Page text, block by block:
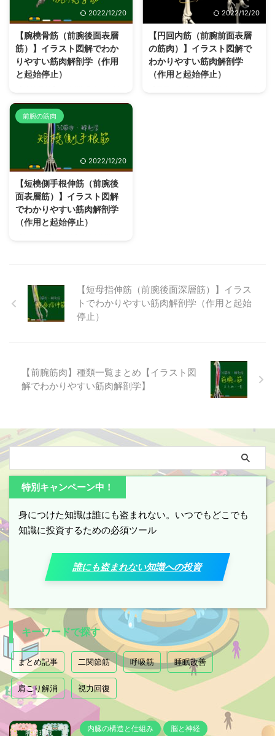
筋】は、「長母指外転筋」「短母
指伸筋」「長母指伸筋」「示指伸
筋」と共に前腕後面深層筋群に分
類され、橈骨近位部を囲むように
走行して「尺骨」とつながり、
「前腕回外に作用」する筋肉で
す。 【回外筋】は、「円回内
的に働いて、「ジャムの瓶のフタ
を回す」「ドライバーを回す」な
どの日常動作、バトミントンやバ
レーなど前 ...
【長母指伸筋】は、「回外筋」
「長母指外転筋」「短母指伸筋」
「示指伸筋」と共に前腕後面深層
筋群に分類され、その中でも【長
母指伸筋】「短母指伸筋」「長母
指伸筋」の3筋は母指（親指）に
特化して作用する筋肉です。
2022/12/20
【腕橈骨筋（前腕後面表層
筋）】イラスト図解でわか
りやすい筋肉解剖学（作用
と起始停止）
停止、作用、神経支配）をイラス
ト図解を使ってわかりやすく解説
しています。 【腕橈骨筋】と
は？どこにあるどんな筋肉？
【腕橈骨筋】は、「長橈側手根伸
筋」「短橈側手根伸筋」「総指伸
筋」「尺側手根伸筋」「小指伸
筋」と共に前腕後面表層筋群に分
類される筋肉ですが、走行も機能
もかなり特殊です。 【腕橈骨
筋】の主な作用は「前腕回内位で
側上顆から始まる筋肉のほとんど
が手首や ...
2022/12/20
【円回内筋（前腕前面表層
の筋肉）】イラスト図解で
わかりやすい筋肉解剖学
（作用と起始停止）
続的に負荷がかかる）なため、夕
方に手 ...
前腕の筋肉
2022/12/20
【短橈側手根伸筋（前腕後
面表層筋）】イラスト図解
でわかりやすい筋肉解剖学
（作用と起始停止）
根伸筋】とは？どこにあるどんな
筋肉？ 【短橈側手根伸筋】は、
「腕橈骨筋」「長橈側手根伸筋」
「総指伸筋」「尺側手根伸筋」
む動作を最大化させたり、テニス
のバックハンドなど手首を伸展し
動作など、日常でも多用される筋
肉な ...
【短母指伸筋（前腕後面深層筋）】イラス
トでわかりやすい筋肉解剖学（作用と起始
停止）
【前腕筋肉】種類一覧まとめ【イラスト図
解でわかりやすい筋肉解剖学】
特別キャンペーン中！
身につけた知識は誰にも盗まれない。いつでもどこでも
知識に投資するための必須ツール
誰にも盗まれない知識への投資
キーワードで探す
まとめ記事 二関節筋 呼吸筋 睡眠改善
肩こり解消 視力回復
内臓の構造と仕組み 脳と神経